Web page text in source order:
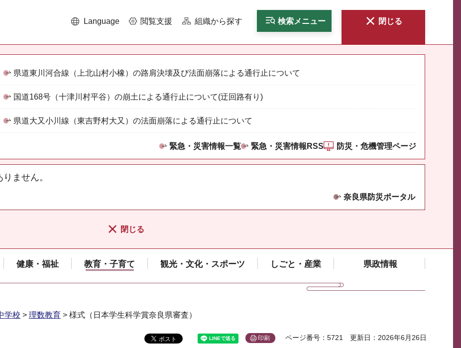
Language 閲覧支援 組織から探す 検索メニュー 閉じる
県道東川河合線（上北山村小橡）の路肩決壊及び法面崩落による通行止について
国道168号（十津川村平谷）の崩土による通行止について(迂回路有り)
県道大又小川線（東吉野村大又）の法面崩落による通行止について
緊急・災害情報一覧 緊急・災害情報RSS 防災・危機管理ページ
ません。
奈良県防災ポータル
閉じる
健康・福祉 教育・子育て 観光・文化・スポーツ しごと・産業 県政情報
学校 > 理数教育 > 様式（日本学生科学賞奈良県審査）
印刷 ページ番号：5721 更新日：2026年6月26日